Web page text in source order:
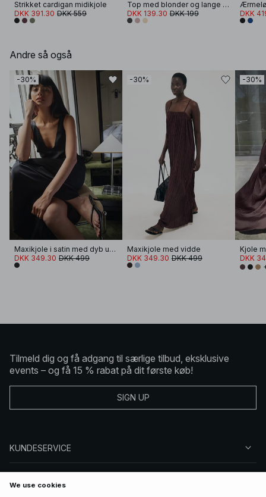
Strikket cardigan midikjole
DKK 391.30 DKK 559
Top med blonder og lange ærmer
DKK 139.30 DKK 199 DKK
Andre så også
-30%
Maxikjole i satin med dyb udskæring
DKK 349.30 DKK 499
-30%
Maxikjole med vidde
DKK 349.30 DKK 499
-30%
DKK
Tilmeld dig og få adgang til særlige tilbud, eksklusive
events – og få 15 % rabat på dit første køb!
SIGN UP
KUNDESERVICE